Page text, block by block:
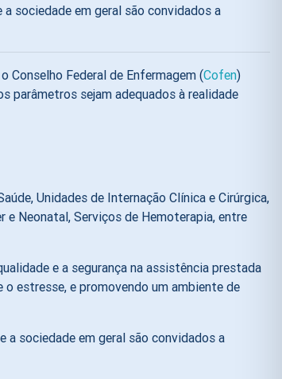
sociedade em geral são convidados a
Federal de Enfermagem (Cofen)
parâmetros sejam adequados à realidade
Unidades de Internação Clínica e Cirúrgica,
e Neonatal, Serviços de Hemoterapia, entre
e a segurança na assistência prestada
estresse, e promovendo um ambiente de
a sociedade em geral são convidados a